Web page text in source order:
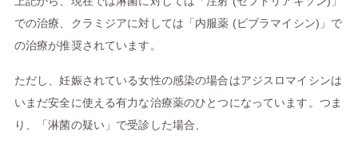
での治療、クラミジアに対しては「内服薬 (ビブラマイシン)」で
の治療が推奨されています。
ただし、妊娠されている女性の感染の場合はアジスロマイシンは
いまだ安全に使える有力な治療薬のひとつになっています。つま
り、「淋菌の疑い」で受診した場合、